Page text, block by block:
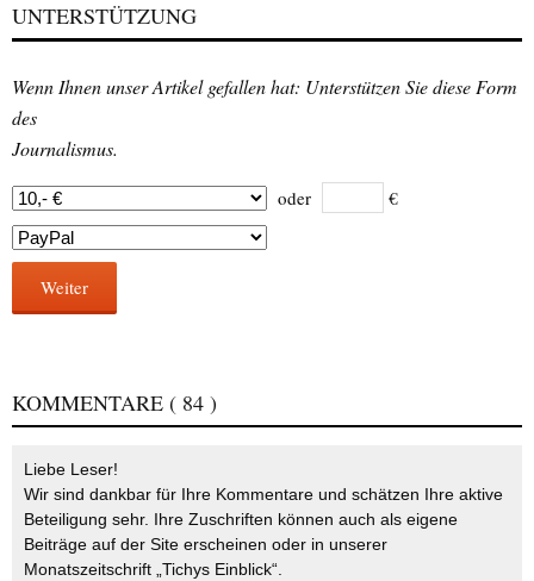
UNTERSTÜTZUNG
Wenn Ihnen unser Artikel gefallen hat: Unterstützen Sie diese Form
des
Journalismus.
oder €
Weiter
KOMMENTARE ( 84 )
Liebe Leser!
Wir sind dankbar für Ihre Kommentare und schätzen Ihre aktive
Beteiligung sehr. Ihre Zuschriften können auch als eigene
Beiträge auf der Site erscheinen oder in unserer
Monatszeitschrift „Tichys Einblick“.